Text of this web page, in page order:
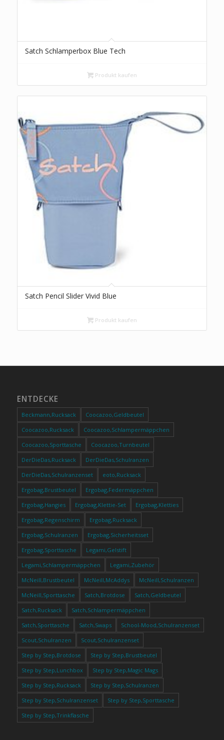
Satch Schlamperbox Blue Tech
Produkt kaufen
Satch Pencil Slider Vivid Blue
Produkt kaufen
ENTDECKE
Beckmann,Rucksack
Coocazoo,Geldbeutel
Coocazoo,Rucksack
Coocazoo,Schlampermäppchen
Coocazoo,Sporttasche
Coocazoo,Turnbeutel
DerDieDas,Rucksack
DerDieDas,Schulranzen
DerDieDas,Schulranzenset
eoto,Rucksack
Ergobag,Brustbeutel
Ergobag,Federmäppchen
Ergobag,Hangies
Ergobag,Klettie-Set
Ergobag,Kletties
Ergobag,Regenschirm
Ergobag,Rucksack
Ergobag,Schulranzen
Ergobag,Sicherheitsset
Ergobag,Sporttasche
Legami,Gelstift
Legami,Schlampermäppchen
Legami,Zubehör
McNeill,Brustbeutel
McNeill,McAddys
McNeill,Schulranzen
McNeill,Sporttasche
Satch,Brotdose
Satch,Geldbeutel
Satch,Rucksack
Satch,Schlampermäppchen
Satch,Sporttasche
Satch,Swaps
School-Mood,Schulranzenset
Scout,Schulranzen
Scout,Schulranzenset
Step by Step,Brotdose
Step by Step,Brustbeutel
Step by Step,Lunchbox
Step by Step,Magic Mags
Step by Step,Rucksack
Step by Step,Schulranzen
Step by Step,Schulranzenset
Step by Step,Sporttasche
Step by Step,Trinkflasche